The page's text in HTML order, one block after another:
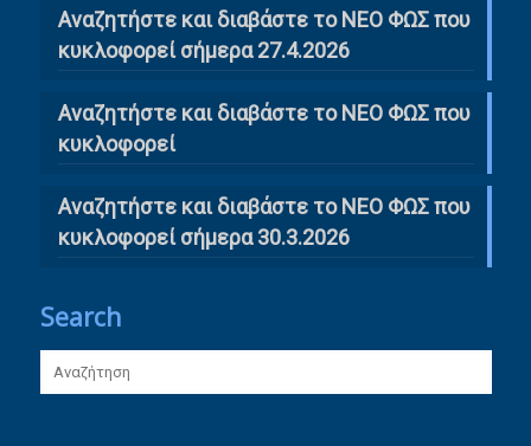
Αναζητήστε και διαβάστε το ΝΕΟ ΦΩΣ που
κυκλοφορεί σήμερα 27.4.2026
Αναζητήστε και διαβάστε το ΝΕΟ ΦΩΣ που
κυκλοφορεί
Αναζητήστε και διαβάστε το ΝΕΟ ΦΩΣ που
κυκλοφορεί σήμερα 30.3.2026
Search